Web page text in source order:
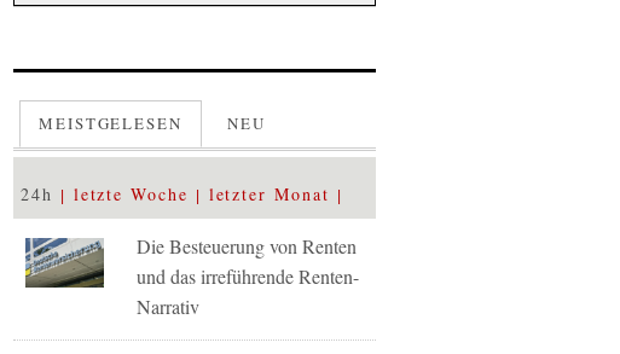
MEISTGELESEN NEU
24h letzte Woche letzter Monat
Die Besteuerung von Renten
und das irreführende Renten-
Narrativ